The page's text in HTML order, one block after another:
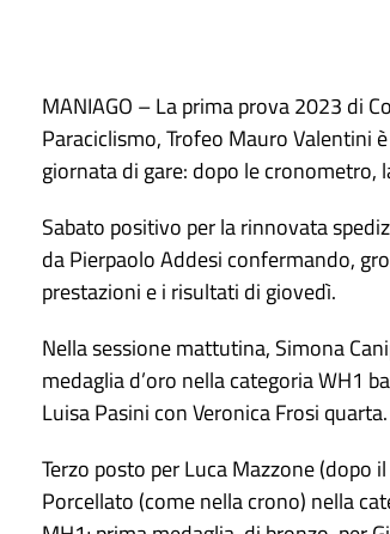
MANIAGO – La prima prova 2023 di
Paraciclismo, Trofeo Mauro Valentini
giornata di gare: dopo le cronometro,
Sabato positivo per la rinnovata
da Pierpaolo Addesi confermando,
prestazioni e i risultati di giovedì.
Nella sessione mattutina, Simona
medaglia d’oro nella categoria WH1
Luisa Pasini con Veronica Frosi quarta.
Terzo posto per Luca Mazzone (dopo
Porcellato (come nella crono) nella